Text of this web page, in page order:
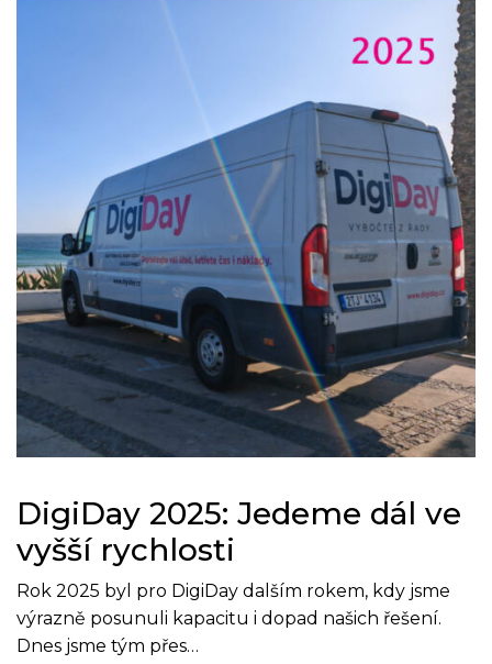
DigiDay 2025: Jedeme dál ve
vyšší rychlosti
Rok 2025 byl pro DigiDay dalším rokem, kdy jsme
výrazně posunuli kapacitu i dopad našich řešení.
Dnes jsme tým přes…